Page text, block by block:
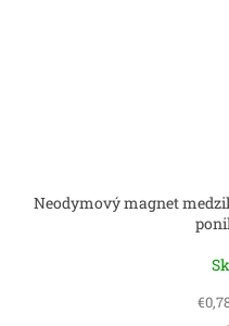
Neodymový magnet